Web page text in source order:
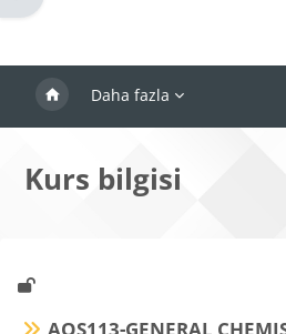
Daha fazla
Kurs bilgisi